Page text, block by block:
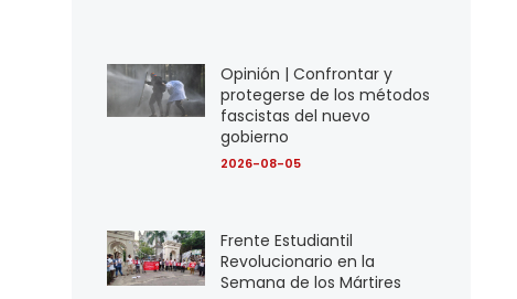
Opinión | Confrontar y
protegerse de los métodos
fascistas del nuevo
gobierno
2026-08-05
Frente Estudiantil
Revolucionario en la
Semana de los Mártires